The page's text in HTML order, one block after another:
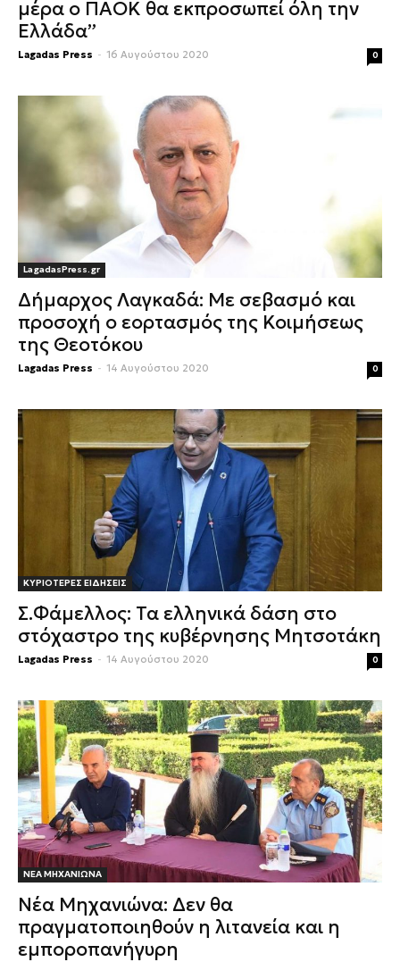
μέρα ο ΠΑΟΚ θα εκπροσωπεί όλη την
Ελλάδα”
Lagadas Press - 16 Αυγούστου 2020 0
LagadasPress.gr
Δήμαρχος Λαγκαδά: Με σεβασμό και
προσοχή ο εορτασμός της Κοιμήσεως
της Θεοτόκου
Lagadas Press - 14 Αυγούστου 2020 0
ΚΥΡΙΟΤΕΡΕΣ ΕΙΔΗΣΕΙΣ
Σ.Φάμελλος: Τα ελληνικά δάση στο
στόχαστρο της κυβέρνησης Μητσοτάκη
Lagadas Press - 14 Αυγούστου 2020 0
ΝΕΑ ΜΗΧΑΝΙΩΝΑ
Νέα Μηχανιώνα: Δεν θα
πραγματοποιηθούν η λιτανεία και η
εμποροπανήγυρη